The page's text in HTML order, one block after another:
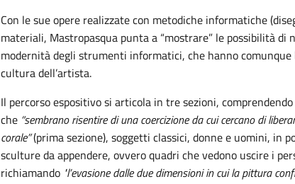
Con le sue opere realizzate con metodiche informatiche
materiali, Mastropasqua punta a “mostrare” le possibilità
modernità degli strumenti informatici, che hanno comunque
cultura dell’artista.
Il percorso espositivo si articola in tre sezioni,
che “sembrano risentire di una coercizione da cui cercano di
corale”(prima sezione), soggetti classici, donne e uomini, in
sculture da appendere, ovvero quadri che vedono uscire i
richiamando "l’evasione dalle due dimensioni in cui la pittura